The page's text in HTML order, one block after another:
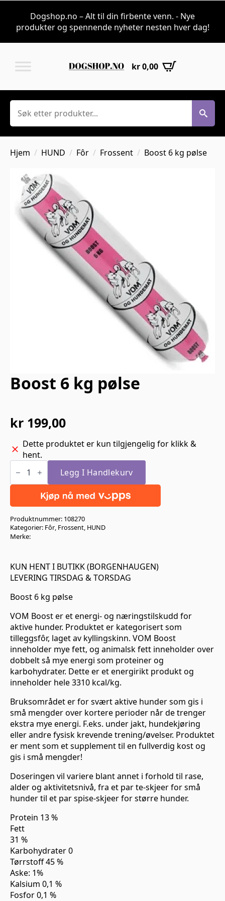
Dogshop.no – Alt til din firbente venn. - Nye
produkter og spennende nyheter nesten hver dag!
kr0,00
Søk
Hjem HUND Fôr Frossent Boost 6 kg pølse
Boost 6 kg pølse
kr 199,00
Dette produktet er kun tilgjengelig for klikk &
hent.
Boost
pølse
Legg I Handlekurv
Produktnummer: 108270
Kategorier: Fôr, Frossent, HUND
Merke:
KUN HENT I BUTIKK (BORGENHAUGEN)
LEVERING TIRSDAG & TORSDAG
Boost 6 kg pølse
VOM Boost er et energi- og næringstilskudd for
aktive hunder. Produktet er kategorisert som
tilleggsfôr, laget av kyllingskinn. VOM Boost
inneholder mye fett, og animalsk fett inneholder over
dobbelt så mye energi som proteiner og
karbohydrater. Dette er et energirikt produkt og
inneholder hele 3310 kcal/kg.
Bruksområdet er for svært aktive hunder som gis i
små mengder over kortere perioder når de trenger
ekstra mye energi. F.eks. under jakt, hundekjøring
eller andre fysisk krevende trening/øvelser. Produktet
er ment som et supplement til en fullverdig kost og
gis i små mengder!
Doseringen vil variere blant annet i forhold til rase,
alder og aktivitetsnivå, fra et par te-skjeer for små
hunder til et par spise-skjeer for større hunder.
Protein 13 %
Fett
31 %
Karbohydrater 0
Tørrstoff 45 %
Aske: 1%
Kalsium 0,1 %
Fosfor 0,1 %